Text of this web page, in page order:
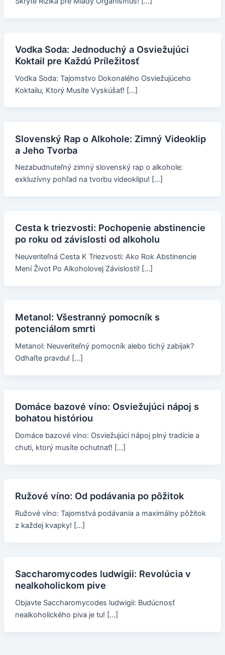
Vodka Soda: Jednoduchý a Osviežujúci
Koktail pre Každú Príležitosť
Vodka Soda: Tajomstvo Dokonalého Osviežujúceho
Koktailu, Ktorý Musíte Vyskúšať! […]
Slovenský Rap o Alkohole: Zimný Videoklip
a Jeho Tvorba
Nezabudnuteľný zimný slovenský rap o alkohole:
exkluzívny pohľad na tvorbu videoklipu! […]
Cesta k triezvosti: Pochopenie abstinencie
po roku od závislosti od alkoholu
Neuveriteľná Cesta K Triezvosti: Ako Rok Abstinencie
Mení Život Po Alkoholovej Závislosti! […]
Metanol: Všestranný pomocník s
potenciálom smrti
Metanol: Neuveriteľný pomocník alebo tichý zabijak?
Odhaľte pravdu! […]
Domáce bazové víno: Osviežujúci nápoj s
bohatou históriou
Domáce bazové víno: Osviežujúci nápoj plný tradície a
chuti, ktorý musíte ochutnať! […]
Ružové víno: Od podávania po pôžitok
Ružové víno: Tajomstvá podávania a maximálny pôžitok
z každej kvapky! […]
Saccharomycodes ludwigii: Revolúcia v
nealkoholickom pive
Objavte Saccharomycodes ludwigii: Budúcnosť
nealkoholického piva je tu! […]